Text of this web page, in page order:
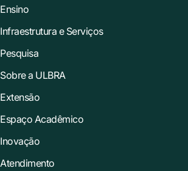
Ensino
Infraestrutura e Serviços
Pesquisa
Sobre a ULBRA
Extensão
Espaço Acadêmico
Inovação
Atendimento